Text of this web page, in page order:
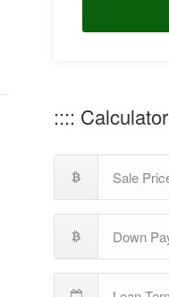
:::: Calculator